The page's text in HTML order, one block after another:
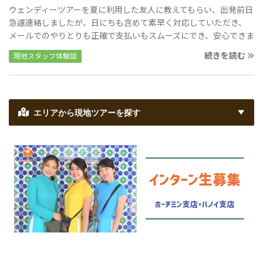
ウェンディーツアーを夏に利用した友人に教えてもらい、出発前日
急遽連絡しましたが、日にちも含めて素早く対応していただき、
メールでのやりとりも正確で支払いもスムーズにでき、安心できま
した。 ニンビン一日プランと市内半日観光をお願いしました。 ニ
ンビン一日プランは、この時期だからなのか混んでおらず気候も
爽やかでとても良かったです。1人での参加でしたが、スリランカ
いひと時でした。景色は神秘的で美しく、いくつかの鍾乳洞窟を
くぐりぬけるスリルもワクワク感がありました。女性の船頭さん
の滑らかな櫂さばきも見事でした。 半日観光では、ホーチミン廟
旧市街地での徒歩での案内も自分が行きたい店なども連れて行っ
てもらえて大満足でした。旧市街地内のホテルに泊まっていたので
本当に助かりました。
現地スタッフ体験談 続きを読む
エリアから現地ツアーを探す